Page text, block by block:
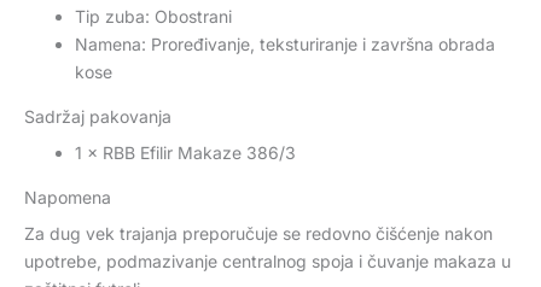
Tip zuba: Obostrani
Namena: Proređivanje, teksturiranje i završna obrada
kose
Sadržaj pakovanja
1 × RBB Efilir Makaze 386/3
Napomena
Za dug vek trajanja preporučuje se redovno čišćenje nakon
upotrebe, podmazivanje centralnog spoja i čuvanje makaza u